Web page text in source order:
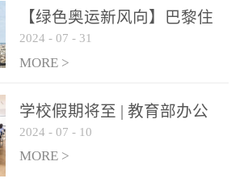
【绿色奥运新风向】巴黎住
宿风波：优吸环保共建健康
绿色家居
2024 - 07 - 31
MORE >
学校假期将至 | 教育部办公
厅关于加强学校新建校舍室
内空气质量管理通知
2024 - 07 - 10
MORE >